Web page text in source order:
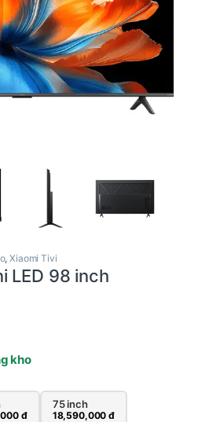
,Xiaomi Tivi
LED 98 inch
kho
đ
75 inch
18,590,000đ